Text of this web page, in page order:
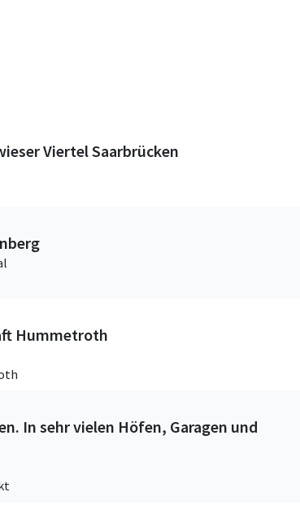
Viertel Saarbrücken
Hummetroth
In sehr vielen Höfen, Garagen und